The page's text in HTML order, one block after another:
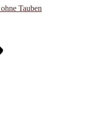
Tauben